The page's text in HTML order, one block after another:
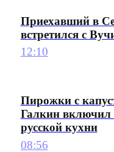
Приехавший в
встретился с
12:10
Пирожки с
Галкин включил
русской кухни
08:56